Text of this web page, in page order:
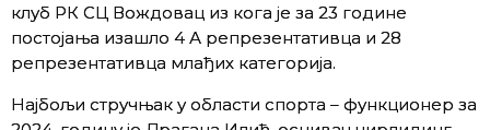
клуб РК СЦ Вождовац из кога је за 23 године
постојања изашло 4 А репрезентативца и 28
репрезентативца млађих категорија.
Најбољи стручњак у области спорта – функционер за